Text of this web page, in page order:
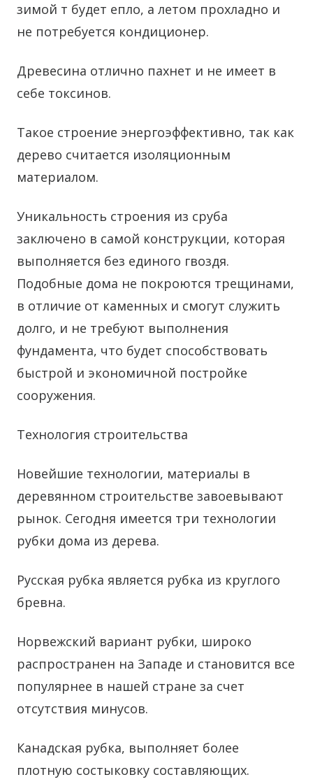
зимой т будет епло, а летом прохладно и
не потребуется кондиционер.
Древесина отлично пахнет и не имеет в
себе токсинов.
Такое строение энергоэффективно, так как
дерево считается изоляционным
материалом.
Уникальность строения из сруба
заключено в самой конструкции, которая
выполняется без единого гвоздя.
Подобные дома не покроются трещинами,
в отличие от каменных и смогут служить
долго, и не требуют выполнения
фундамента, что будет способствовать
быстрой и экономичной постройке
сооружения.
Технология строительства
Новейшие технологии, материалы в
деревянном строительстве завоевывают
рынок. Сегодня имеется три технологии
рубки дома из дерева.
Русская рубка является рубка из круглого
бревна.
Норвежский вариант рубки, широко
распространен на Западе и становится все
популярнее в нашей стране за счет
отсутствия минусов.
Канадская рубка, выполняет более
плотную состыковку составляющих.